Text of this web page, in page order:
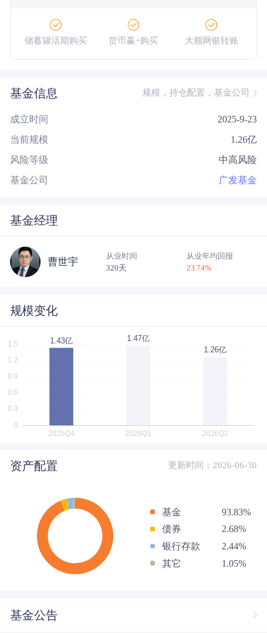
储蓄罐活期购买 货币赢+购买 大额网银转账
基金信息 规模，持仓配置，基金公司
成立时间 2025-9-23
当前规模 1.26亿
风险等级 中高风险
基金公司 广发基金
基金经理
曹世宇
从业时间
320天
从业年均回报
23.74%
规模变化
资产配置 更新时间：2026-06-30
基金
93.83%
债券
2.68%
银行存款
2.44%
其它
1.05%
基金公告